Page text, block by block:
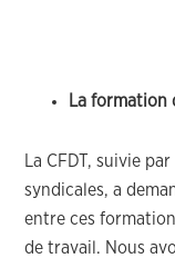
La
La CFDT, suivie
syndicales, a
entre ces
de travail. Nous